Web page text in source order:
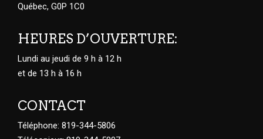
Québec, G0P 1C0
HEURES D’OUVERTURE:
Lundi au jeudi de 9 h à 12 h
et de 13 h à 16 h
CONTACT
Téléphone: 819-344-5806